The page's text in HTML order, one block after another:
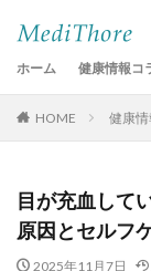
ホーム 健康情報コ
HOME 健康
目が充血して
原因とセルフ
2025年11月7日